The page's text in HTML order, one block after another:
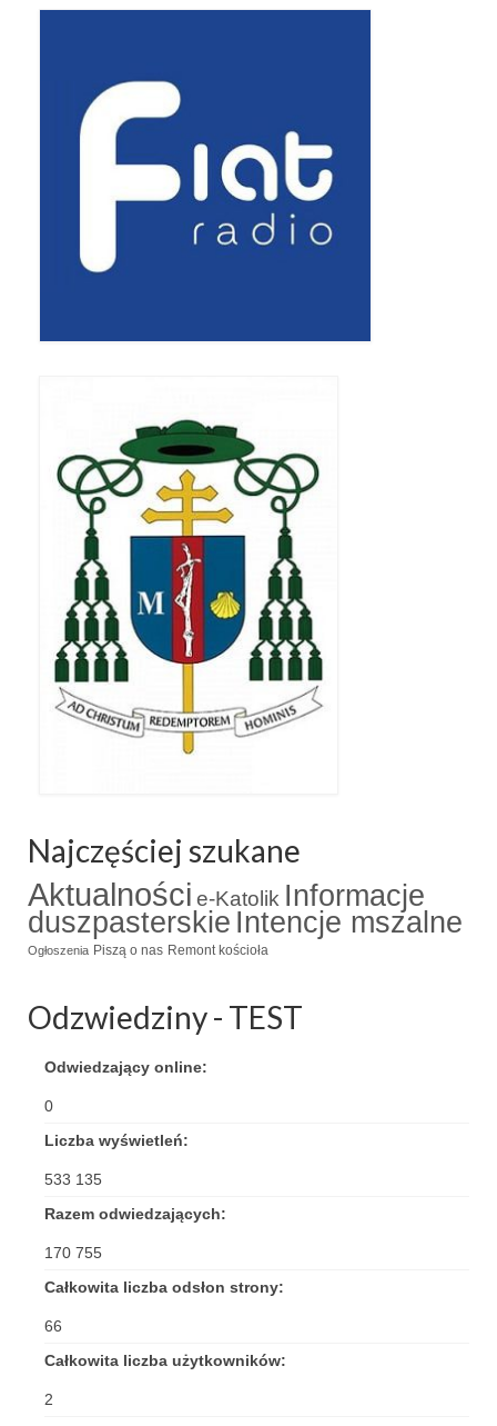
Narodowy Dzień Pamięci “Żołnierzy
Galerie 2017
Remont plebanii 2017
Wprowadzenie nowego Proboszcza
Imieniny kapłana
Kancelaria
Standardy ochrony małoletnich
Najczęściej szukane
Aktualności e-Katolik Informacje
duszpasterskie Intencje mszalne
Ogłoszenia Piszą o nas Remont kościoła
Odzwiedziny - TEST
Odwiedzający online:
0
Liczba wyświetleń:
533 135
Razem odwiedzających:
170 755
Całkowita liczba odsłon strony:
66
Całkowita liczba użytkowników:
2